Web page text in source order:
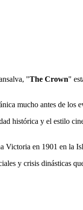
"The Crown"
mucho antes de los
histórica y el estilo
Victoria en 1901 en la
y crisis dinásticas